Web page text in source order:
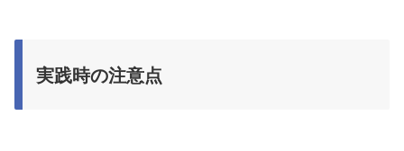
実践時の注意点